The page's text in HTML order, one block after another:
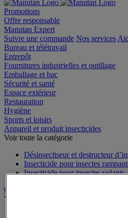
Promotions
Offre responsable
Manutan Expert
Suivre une commande
Bureau et télétravail
Entrepôt
Fournitures industrielles et outillage
Emballage et bac
Sécurité et santé
Espace extérieur
Restauration
Hygiène
Sports et loisirs
Appareil et produit insecticides
Désinsectiseur et destructeur
Insecticide pour insectes
Chariot à linge et armoire à linge